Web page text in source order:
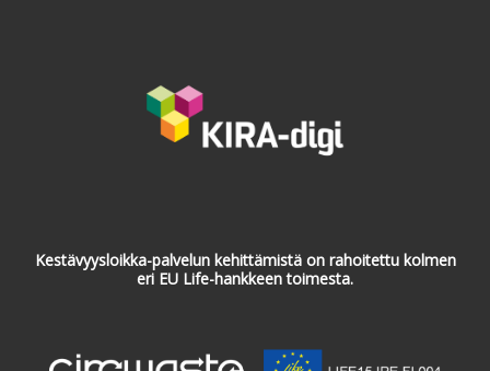
Kestävyysloikka-palvelun kehittämistä on rahoitettu kolmen
eri EU Life-hankkeen toimesta.